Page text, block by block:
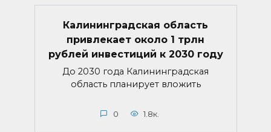
Калининградская область
привлекает около 1 трлн
рублей инвестиций к 2030 году
До 2030 года Калининградская
область планирует вложить
0 1.8к.